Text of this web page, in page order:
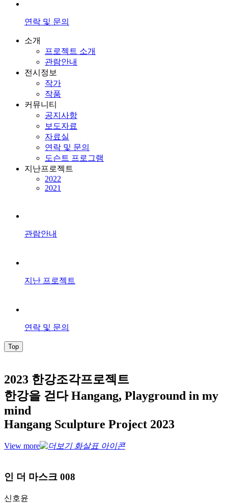
연락 및 문의
소개
프로젝트 소개
관람안내
전시정보
작가
작품
커뮤니티
공지사항
보도자료
자료실
연락 및 문의
도슨트 프로그램
지난프로젝트
2022
2021
관람안내
지난 프로젝트
연락 및 문의
Top
2023 한강조각프로젝트
한강을 걷다 Hangang, Playground in my
mind
Hangang Sculpture Project 2023
View more
인 더 마스크 008
신호윤